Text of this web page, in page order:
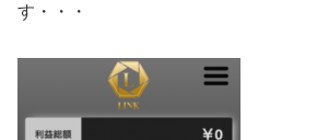
す・・・